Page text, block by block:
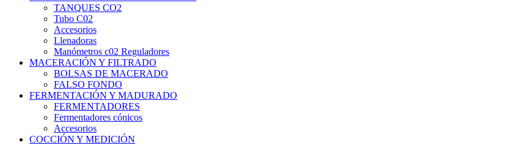
TANQUES CO2
Tubo C02
Accesorios
Llenadoras
Manómetros c02 Reguladores
MACERACIÓN Y FILTRADO
BOLSAS DE MACERADO
FALSO FONDO
FERMENTACIÓN Y MADURADO
FERMENTADORES
Fermentadores cónicos
Accesorios
COCCIÓN Y MEDICIÓN